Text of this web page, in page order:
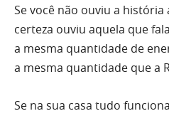
Se você não ouviu a
certeza ouviu aquela que
a mesma quantidade de
a mesma quantidade que a
Se na sua casa tudo